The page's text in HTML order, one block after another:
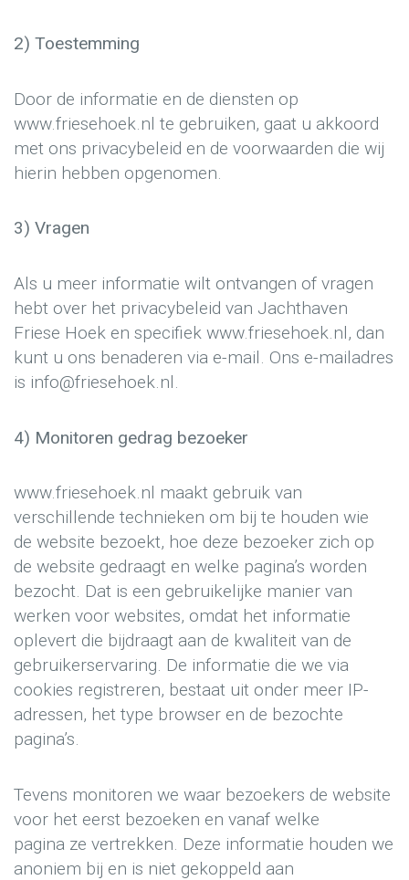
2) Toestemming
Door de informatie en de diensten op
www.friesehoek.nl te gebruiken, gaat u akkoord
met ons privacybeleid en de voorwaarden die wij
hierin hebben opgenomen.
3) Vragen
Als u meer informatie wilt ontvangen of vragen
hebt over het privacybeleid van Jachthaven
Friese Hoek en specifiek www.friesehoek.nl, dan
kunt u ons benaderen via e-mail. Ons e-mailadres
is info@friesehoek.nl.
4) Monitoren gedrag bezoeker
www.friesehoek.nl maakt gebruik van
verschillende technieken om bij te houden wie
de website bezoekt, hoe deze bezoeker zich op
de website gedraagt en welke pagina’s worden
bezocht. Dat is een gebruikelijke manier van
werken voor websites, omdat het informatie
oplevert die bijdraagt aan de kwaliteit van de
gebruikerservaring. De informatie die we via
cookies registreren, bestaat uit onder meer IP-
adressen, het type browser en de bezochte
pagina’s.
Tevens monitoren we waar bezoekers de website
voor het eerst bezoeken en vanaf welke
pagina ze vertrekken. Deze informatie houden we
anoniem bij en is niet gekoppeld aan